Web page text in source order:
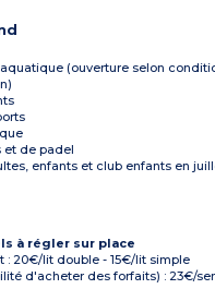
(ouverture selon
et de padel
enfants et club enfants en
à régler sur place
: 20€/lit double - 15€/lit simple
d'acheter des forfaits) : 23€/